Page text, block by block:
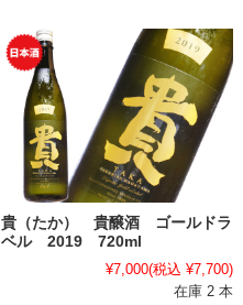
貴（たか） 貴醸酒 ゴールドラ
ベル 2019 720ml
¥7,000(税込 ¥7,700)
在庫 2 本